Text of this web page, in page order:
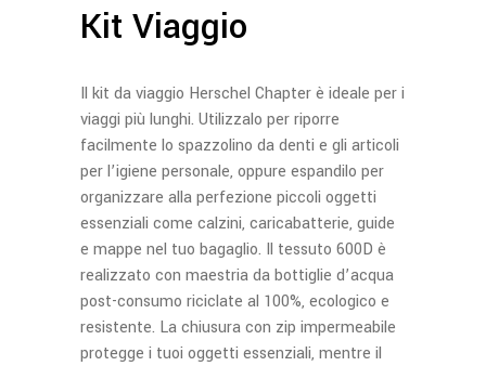
Kit Viaggio
Il kit da viaggio Herschel Chapter è ideale per i
viaggi più lunghi. Utilizzalo per riporre
facilmente lo spazzolino da denti e gli articoli
per l’igiene personale, oppure espandilo per
organizzare alla perfezione piccoli oggetti
essenziali come calzini, caricabatterie, guide
e mappe nel tuo bagaglio. Il tessuto 600D è
realizzato con maestria da bottiglie d’acqua
post-consumo riciclate al 100%, ecologico e
resistente. La chiusura con zip impermeabile
protegge i tuoi oggetti essenziali, mentre il